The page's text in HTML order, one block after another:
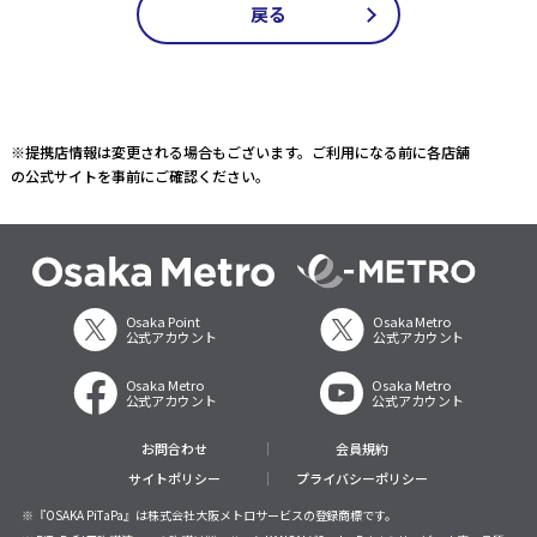
戻る
※提携店情報は変更される場合もございます。ご利用になる前に各店舗
の公式サイトを事前にご確認ください。
Osaka Point
公式アカウント
Osaka Metro
公式アカウント
Osaka Metro
公式アカウント
Osaka Metro
公式アカウント
お問合わせ
会員規約
サイトポリシー
プライバシーポリシー
※『OSAKA PiTaPa』は株式会社大阪メトロサービスの登録商標です。
※ PiTaPa利用許諾済。この許諾は㈱スルッとKANSAIがOsaka Pointのサービス内容・品質